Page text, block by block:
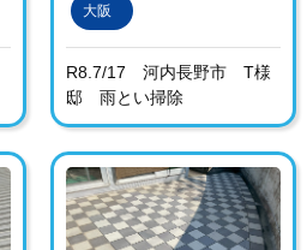
大阪
R8.7/17 河内長野市 T様
邸 雨とい掃除